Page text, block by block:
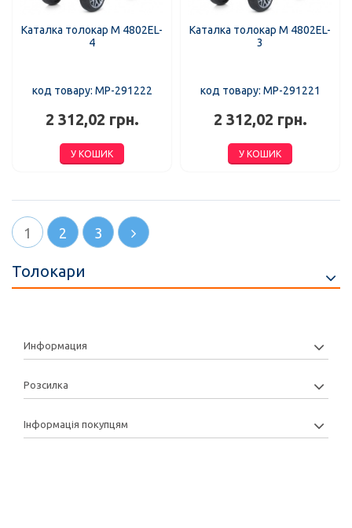
Каталка толокар M 4802EL-
4
код товару: MP-291222
2 312,02 грн.
У КОШИК
Каталка толокар M 4802EL-
3
код товару: MP-291221
2 312,02 грн.
У КОШИК
1 2 3
Толокари
Информация
Розсилка
Інформація покупцям